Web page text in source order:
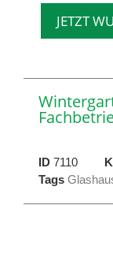
JETZT
ID 7110
Tags